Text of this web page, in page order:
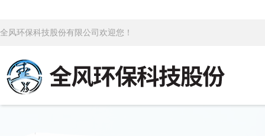
全风环保科技股份有限公司欢迎您！